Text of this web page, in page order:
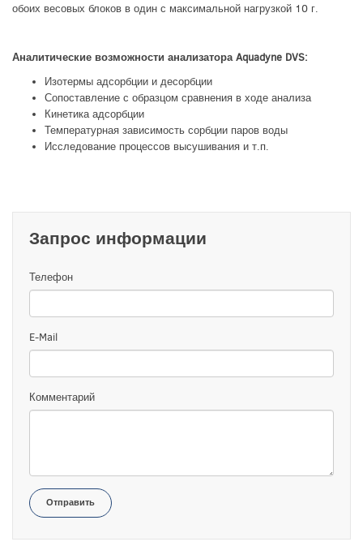
обоих весовых блоков в один с максимальной нагрузкой 10 г.
Аналитические возможности анализатора Aquadyne DVS:
Изотермы адсорбции и десорбции
Сопоставление с образцом сравнения в ходе анализа
Кинетика адсорбции
Температурная зависимость сорбции паров воды
Исследование процессов высушивания и т.п.
Запрос информации
Телефон
E-Mail
Комментарий
Отправить